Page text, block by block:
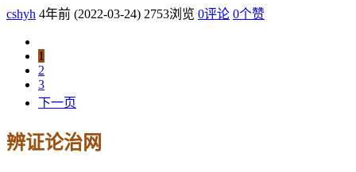
cshyh 4年前 (2022-03-24) 2753浏览 0评论 0个赞
1
2
3
下一页
辨证论治网